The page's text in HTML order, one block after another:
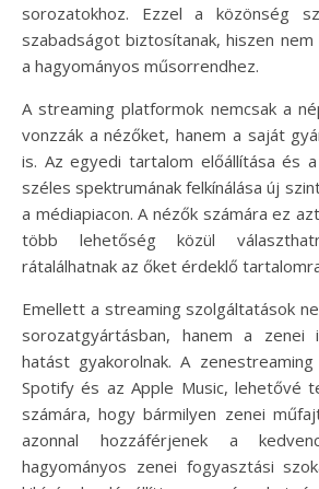
sorozatokhoz. Ezzel a közönség
szabadságot biztosítanak, hiszen nem
a hagyományos műsorrendhez.
A streaming platformok nemcsak a
vonzzák a nézőket, hanem a saját
is. Az egyedi tartalom előállítása és
széles spektrumának felkínálása új
a médiapiacon. A nézők számára ez
több lehetőség közül
rátalálhatnak az őket érdeklő
Emellett a streaming szolgáltatások
sorozatgyártásban, hanem a zenei
hatást gyakorolnak. A
Spotify és az Apple Music, lehetővé
számára, hogy bármilyen zenei
azonnal hozzáférjenek a
hagyományos zenei fogyasztási